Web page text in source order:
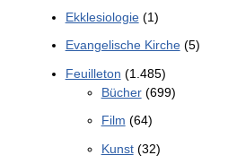
Ekklesiologie(1)
Evangelische Kirche(5)
Feuilleton (1.485)
Bücher(699)
Film (64)
Kunst(32)